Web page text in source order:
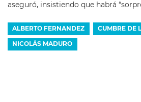
aseguró, insistiendo que habrá
ALBERTO FERNANDEZ CUMBRE DE
NICOLÁS MADURO